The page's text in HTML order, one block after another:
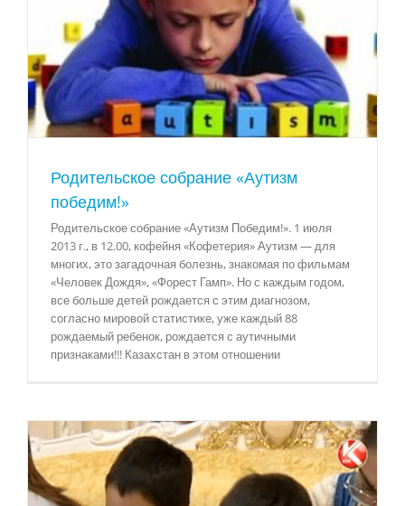
Родительское собрание «Аутизм
победим!»
Родительское собрание «Аутизм Победим!». 1 июля
2013 г., в 12.00, кофейня «Кофетерия» Аутизм — для
многих, это загадочная болезнь, знакомая по фильмам
«Человек Дождя», «Форест Гамп». Но с каждым годом,
все больше детей рождается с этим диагнозом,
согласно мировой статистике, уже каждый 88
рождаемый ребенок, рождается с аутичными
признаками!!! Казахстан в этом отношении